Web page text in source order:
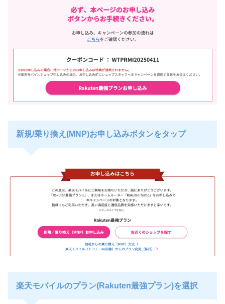
新規/乗り換え(MNP)お申し込みボタンをタップ
楽天モバイルのプラン(Rakuten最強プラン)を選択